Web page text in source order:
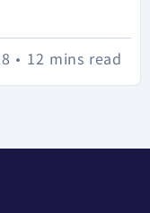
12 mins read
•